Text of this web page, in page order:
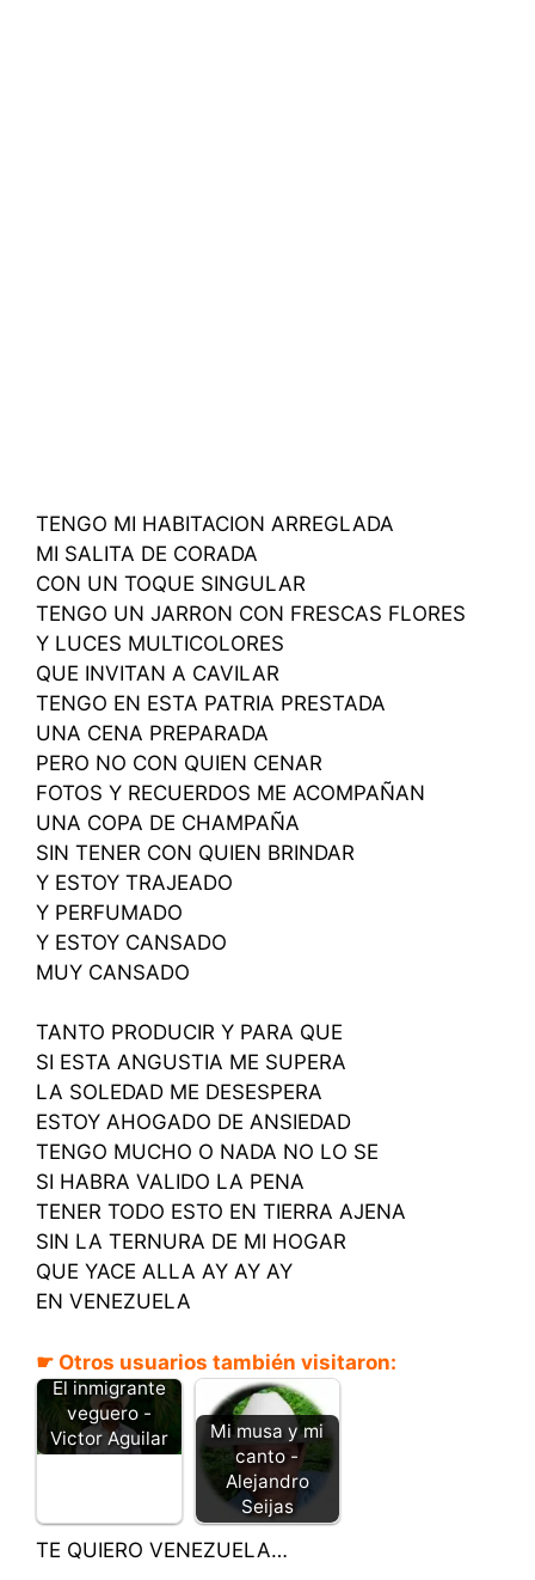
TENGO MI HABITACION ARREGLADA
MI SALITA DE CORADA
CON UN TOQUE SINGULAR
TENGO UN JARRON CON FRESCAS FLORES
Y LUCES MULTICOLORES
QUE INVITAN A CAVILAR
TENGO EN ESTA PATRIA PRESTADA
UNA CENA PREPARADA
PERO NO CON QUIEN CENAR
FOTOS Y RECUERDOS ME ACOMPAÑAN
UNA COPA DE CHAMPAÑA
SIN TENER CON QUIEN BRINDAR
Y ESTOY TRAJEADO
Y PERFUMADO
Y ESTOY CANSADO
MUY CANSADO
TANTO PRODUCIR Y PARA QUE
SI ESTA ANGUSTIA ME SUPERA
LA SOLEDAD ME DESESPERA
ESTOY AHOGADO DE ANSIEDAD
TENGO MUCHO O NADA NO LO SE
SI HABRA VALIDO LA PENA
TENER TODO ESTO EN TIERRA AJENA
SIN LA TERNURA DE MI HOGAR
QUE YACE ALLA AY AY AY
EN VENEZUELA
☛ Otros usuarios también visitaron:
El inmigrante
veguero -
Victor Aguilar
Mi musa y mi
canto -
Alejandro
Seijas
TE QUIERO VENEZUELA…